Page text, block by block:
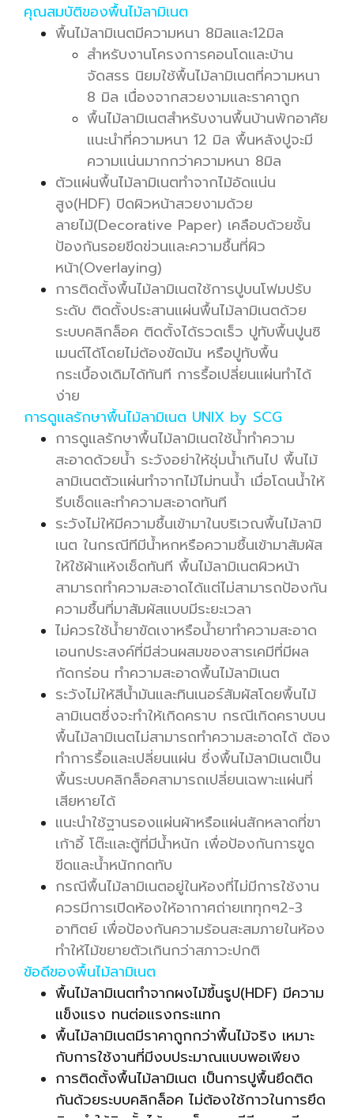
คุณสมบัติของพื้นไม้ลามิเนต
พื้นไม้ลามิเนตมีความหนา 8มิลและ12มิล
สำหรับงานโครงการคอนโดและบ้าน
จัดสรร นิยมใช้พื้นไม้ลามิเนตที่ความหนา
8 มิล เนื่องจากสวยงามและราคาถูก
พื้นไม้ลามิเนตสำหรับงานพื้นบ้านพักอาศัย
แนะนำที่ความหนา 12 มิล พื้นหลังปูจะมี
ความแน่นมากกว่าความหนา 8มิล
ตัวแผ่นพื้นไม้ลามิเนตทำจากไม้อัดแน่น
สูง(HDF) ปิดผิวหน้าสวยงามด้วย
ลายไม้(Decorative Paper) เคลือบด้วยชั้น
ป้องกันรอยขีดข่วนและความชื้นที่ผิว
หน้า(Overlaying)
การติดตั้งพื้นไม้ลามิเนตใช้การปูบนโฟมปรับ
ระดับ ติดตั้งประสานแผ่นพื้นไม้ลามิเนตด้วย
ระบบคลิกล็อค ติดตั้งได้รวดเร็ว ปูทับพื้นปูนซิ
เมนต์ได้โดยไม่ต้องขัดมัน หรือปูทับพื้น
กระเบื้องเดิมได้ทันที การรื้อเปลี่ยนแผ่นทำได้
ง่าย
การดูแลรักษาพื้นไม้ลามิเนต UNIX by SCG
การดูแลรักษาพื้นไม้ลามิเนตใช้น้ำทำความ
สะอาดด้วยน้ำ ระวังอย่าให้ชุ่มน้ำเกินไป พื้นไม้
ลามิเนตตัวแผ่นทำจากไม้ไม่ทนน้ำ เมื่อโดนน้ำให้
รีบเช็ดและทำความสะอาดทันที
ระวังไม่ให้มีความชื้นเข้ามาในบริเวณพื้นไม้ลามิ
เนต ในกรณีทีมีน้ำหกหรือความชื้นเข้ามาสัมผัส
ให้ใช้ผ้าแห้งเช็ดทันที พื้นไม้ลามิเนตผิวหน้า
สามารถทำความสะอาดได้แต่ไม่สามารถป้องกัน
ความชื้นที่มาสัมผัสแบบมีระยะเวลา
ไม่ควรใช้น้ำยาขัดเงาหรือน้ำยาทำความสะอาด
เอนกประสงค์ที่มีส่วนผสมของสารเคมีที่มีผล
กัดกร่อน ทำความสะอาดพื้นไม้ลามิเนต
ระวังไม่ให้สีน้ำมันและทินเนอร์สัมผัสโดยพื้นไม้
ลามิเนตซึ่งจะทำให้เกิดคราบ กรณีเกิดคราบบน
พื้นไม้ลามิเนตไม่สามารถทำความสะอาดได้ ต้อง
ทำการรื้อและเปลี่ยนแผ่น ซึ่งพื้นไม้ลามิเนตเป็น
พื้นระบบคลิกล็อคสามารถเปลี่ยนเฉพาะแผ่นที่
เสียหายได้
แนะนำใช้ฐานรองแผ่นผ้าหรือแผ่นสักหลาดที่ขา
เก้าอี้ โต๊ะและตู้ที่มีน้ำหนัก เพื่อป้องกันการขูด
ขีดและน้ำหนักกดทับ
กรณีพื้นไม้ลามิเนตอยู่ในห้องที่ไม่มีการใช้งาน
ควรมีการเปิดห้องให้อากาศถ่ายเททุกๆ2-3
อาทิตย์ เพื่อป้องกันความร้อนสะสมภายในห้อง
ทำให้ไม้ขยายตัวเกินกว่าสภาวะปกติ
ข้อดีของพื้นไม้ลามิเนต
พื้นไม้ลามิเนตทำจากผงไม้ขึ้นรูป(HDF) มีความ
แข็งแรง ทนต่อแรงกระแทก
พื้นไม้ลามิเนตมีราคาถูกกว่าพื้นไม้จริง เหมาะ
กับการใช้งานที่มีงบประมาณแบบพอเพียง
การติดตั้งพื้นไม้ลามิเนต เป็นการปูพื้นยึดติด
กันด้วยระบบคลิกล็อค ไม่ต้องใช้กาวในการยึด